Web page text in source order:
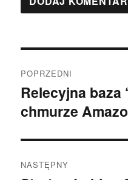
wpisu
POPRZEDNI
Poprzedni
wpis:
Relecyjna baza
chmurze
NASTĘPNY